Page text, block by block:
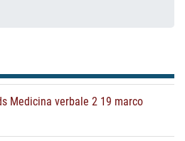
Medicina verbale 2 19 marco